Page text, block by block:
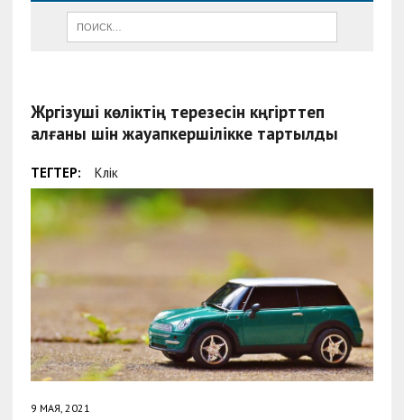
Жүргізуші көліктің терезесін күңгірттеп
алғаны үшін жауапкершілікке тартылды
ТЕГТЕР: Көлік
9 МАЯ, 2021